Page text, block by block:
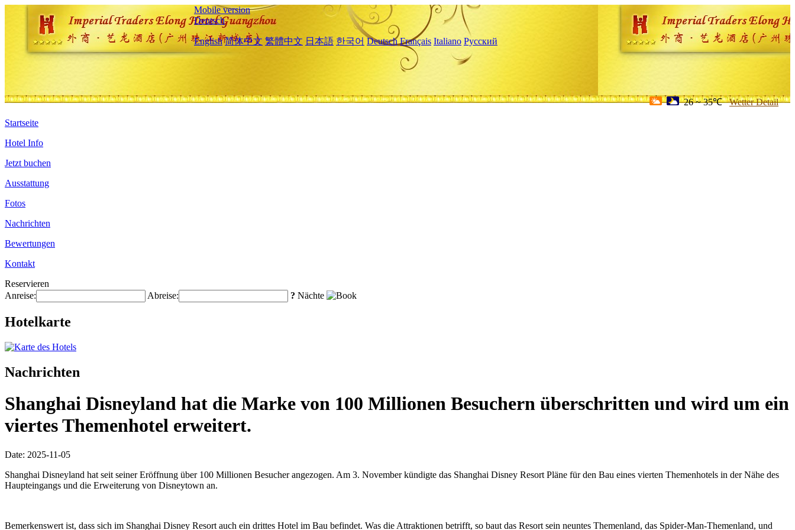
Mobile version
Deutsch
English 简体中文 繁體中文 日本語 한국어 Deutsch Français Italiano Русский
26 ~ 35℃ Wetter Detail
Startseite
Hotel Info
Jetzt buchen
Ausstattung
Fotos
Nachrichten
Bewertungen
Kontakt
Reservieren
Anreise:
Abreise: ? Nächte
Hotelkarte
Nachrichten
Shanghai Disneyland hat die Marke von 100 Millionen Besuchern überschritten und wird um ein
viertes Themenhotel erweitert.
Date: 2025-11-05
Shanghai Disneyland hat seit seiner Eröffnung über 100 Millionen Besucher angezogen. Am 3. November kündigte das Shanghai Disney Resort Pläne für den Bau eines vierten Themenhotels in der Nähe des
Haupteingangs und die Erweiterung von Disneytown an.
Bemerkenswert ist, dass sich im Shanghai Disney Resort auch ein drittes Hotel im Bau befindet. Was die Attraktionen betrifft, so baut das Resort sein neuntes Themenland, das Spider-Man-Themenland, und